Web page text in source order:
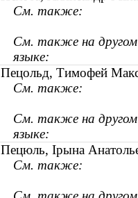
См. также:
См. также на другом
языке:
Пецольд, Тимофей
См. также:
См. также на другом
языке:
Пецюль, Ірына
См. также: